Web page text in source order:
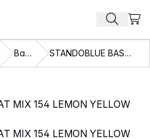
Zoek
Basislakken STANDOBLUE BASECOAT MIX 154 LEMON YELLOW